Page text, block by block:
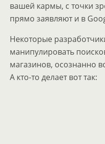
вашей кармы, с точки
прямо заявляют и в
Некоторые
манипулировать
магазинов, осознанно
А кто-то делает вот так: